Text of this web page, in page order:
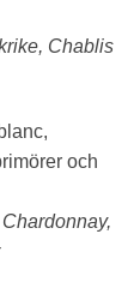
Chablis
och